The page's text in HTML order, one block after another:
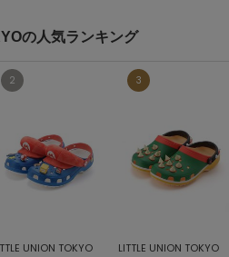
の人気ランキング
UNION TOKYO LITTLE UNION TOKYO